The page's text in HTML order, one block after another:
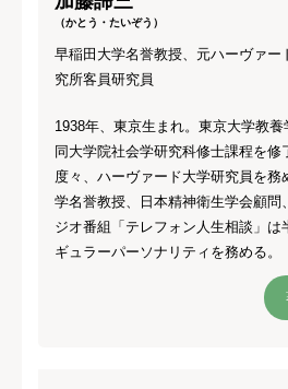
（かとう・たいぞう）
早稲田大学名誉教授、元ハーヴァー
究所客員研究員
1938年、東京生まれ。東京大学教養
同大学院社会学研究科修士課程を修
度々、ハーヴァード大学研究員を務
学名誉教授、日本精神衛生学会顧問
ジオ番組「テレフォン人生相談」は
ギュラーパーソナリティを務める。